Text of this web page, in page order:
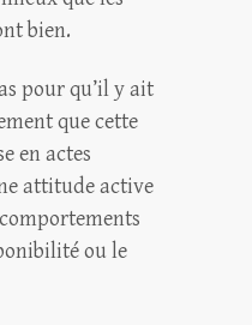
bien.
pour qu’il y ait
que cette
en actes
attitude active
ou le